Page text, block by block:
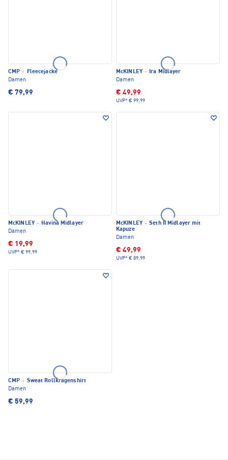
CMP ·
Fleecejacke
Damen
€ 79,99
McKINLEY · Ira Midlayer
Damen
€ 49,99
UVP* € 99,99
McKINLEY · Havina Midlayer
Damen
€ 19,99
UVP* € 99,99
McKINLEY · Seth II Midlayer mit
Kapuze
Damen
€ 49,99
UVP* € 89,99
CMP · Sweat Rollkragenshirt
Damen
€ 59,99